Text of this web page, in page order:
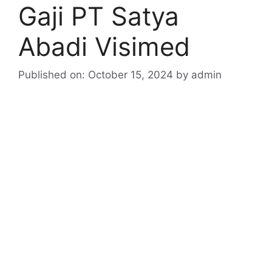
Gaji PT Satya
Abadi Visimed
Published on: October 15, 2024 by admin